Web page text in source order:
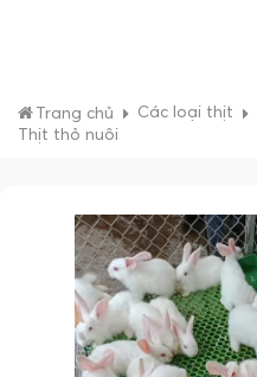
Trang chủ Các loại thịt
Thịt thỏ nuôi